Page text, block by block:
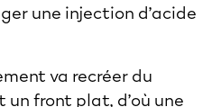
une injection d’acide
va recréer du
front plat, d’où une